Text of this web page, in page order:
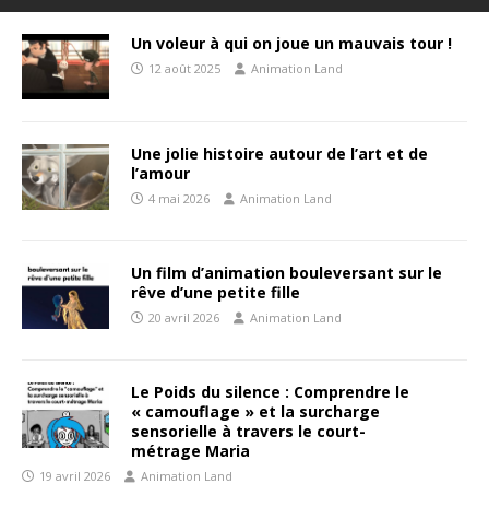
Un voleur à qui on joue un mauvais tour !
12 août 2025 Animation Land
Une jolie histoire autour de l’art et de
l’amour
4 mai 2026 Animation Land
Un film d’animation bouleversant sur le
rêve d’une petite fille
20 avril 2026 Animation Land
Le Poids du silence : Comprendre le
« camouflage » et la surcharge
sensorielle à travers le court-
métrage Maria
19 avril 2026 Animation Land